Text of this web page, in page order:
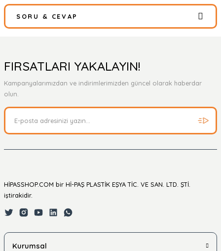
Bu ürüne ilk yorumu siz yapın!
SORU & CEVAP
Ürün hakkında henüz soru sorulmamış.
FIRSATLARI YAKALAYIN!
Kampanyalarımızdan ve indirimlerimizden güncel olarak haberdar
olun.
HİPASSHOP.COM bir Hİ-PAŞ PLASTİK EŞYA TİC. VE SAN. LTD. ŞTİ.
iştirakidir.
Kurumsal